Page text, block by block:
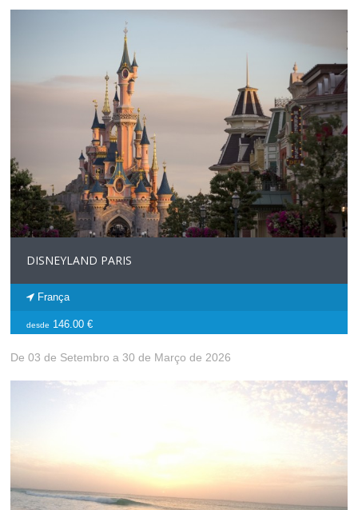
DISNEYLAND PARIS
França
desde 146.00 €
De 03 de Setembro a 30 de Março de 2026